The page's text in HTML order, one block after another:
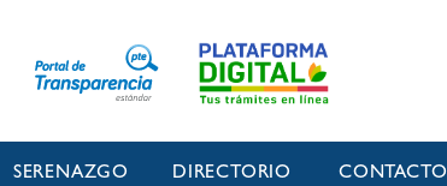
SERENAZGO DIRECTORIO CONTACTO